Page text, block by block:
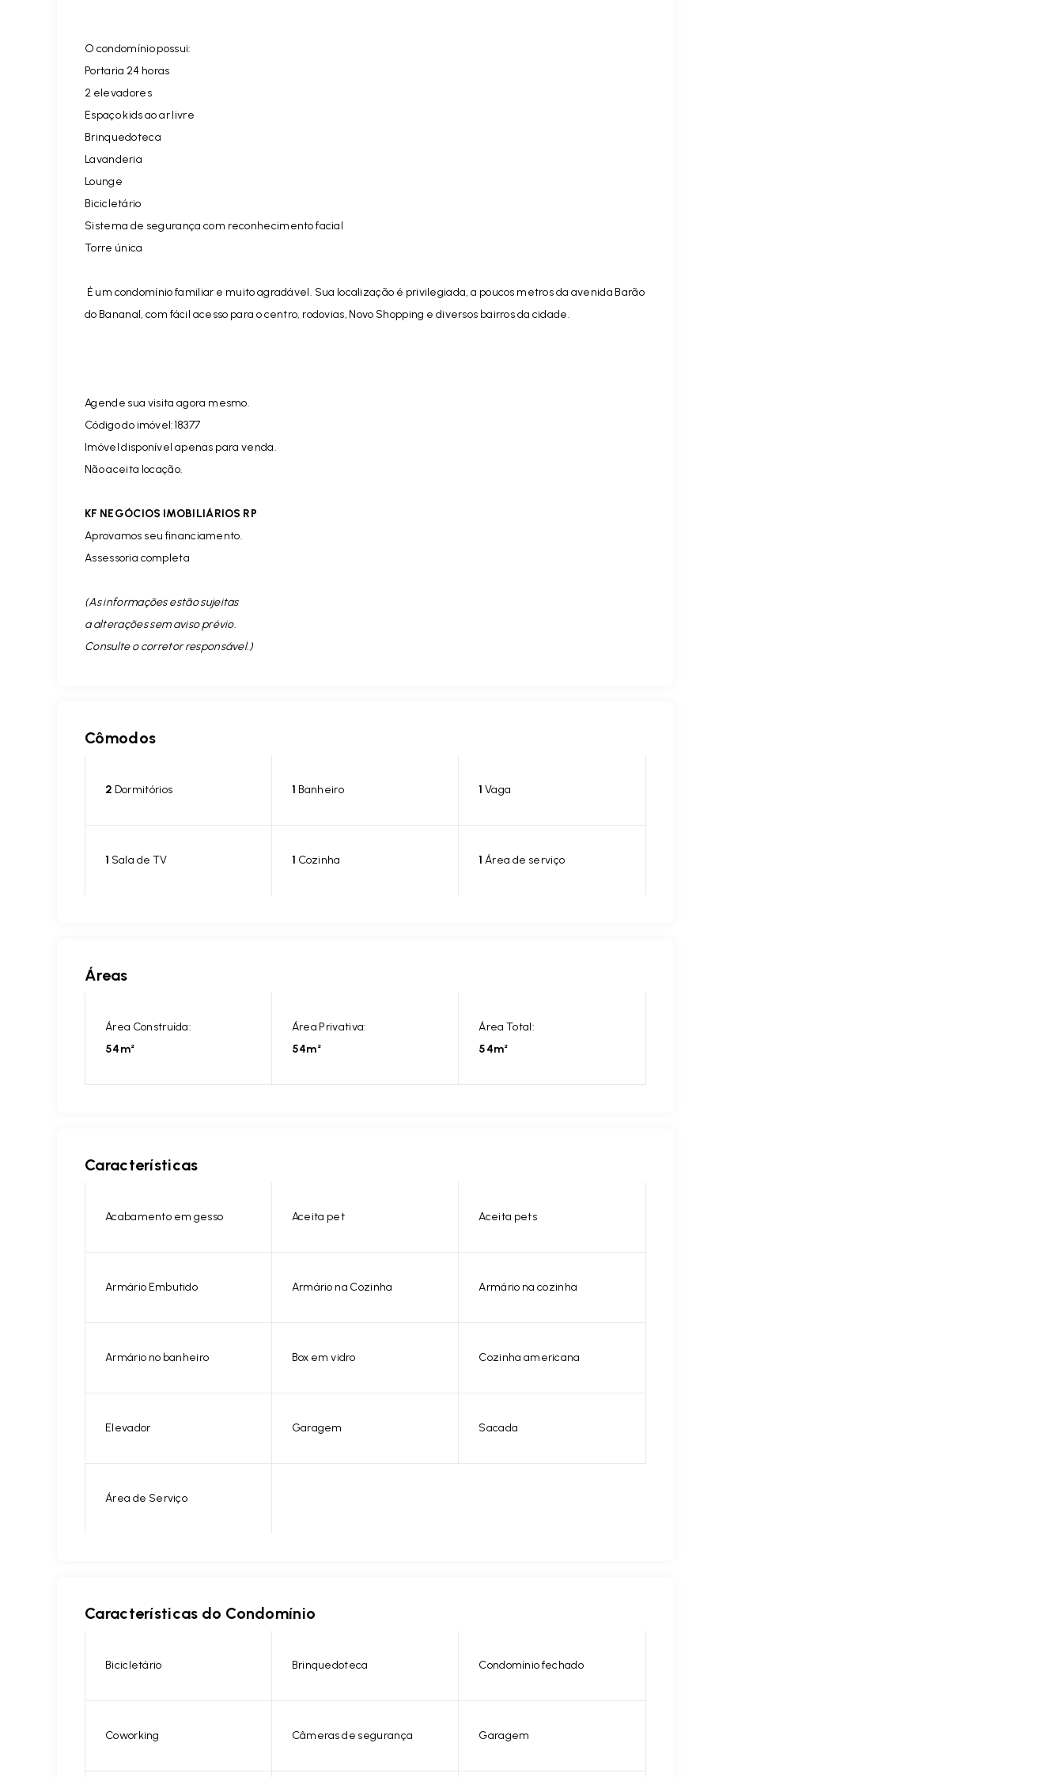
O condomínio possui:
Portaria 24 horas
2 elevadores
Espaço kids ao ar livre
Brinquedoteca
Lavanderia
Lounge
Bicicletário
Sistema de segurança com reconhecimento facial
Torre única
É um condomínio familiar e muito agradável. Sua localização é privilegiada, a poucos metros da avenida Barão
do Bananal, com fácil acesso para o centro, rodovias, Novo Shopping e diversos bairros da cidade.
Agende sua visita agora mesmo.
Código do imóvel:18377
Imóvel disponível apenas para venda.
Não aceita locação.
KF NEGÓCIOS IMOBILIÁRIOS RP
Aprovamos seu financiamento.
Assessoria completa
(As informações estão sujeitas
a alterações sem aviso prévio.
Consulte o corretor responsável. )
Cômodos
2 Dormitórios 1 Banheiro 1 Vaga
1 Sala de TV 1 Cozinha 1 Área de serviço
Áreas
Área Construída:
54m²
Área Privativa:
54m²
Área Total:
54m²
Características
Acabamento em gesso Aceita pet Aceita pets
Armário Embutido Armário na Cozinha Armário na cozinha
Armário no banheiro Box em vidro Cozinha americana
Elevador Garagem Sacada
Área de Serviço
Características do Condomínio
Bicicletário Brinquedoteca Condomínio fechado
Coworking Câmeras de segurança Garagem